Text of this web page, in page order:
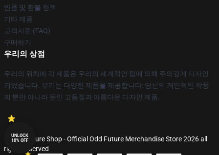
반품 및 환불 정책
기타 제품
고객지원 (FAQ)
구매하기
우리의 상점
우리의 위치에 각 제품은 우리의 세계적인 팀에 의해 주의깊게 디자인
되었습니다. 우리는 다양한 제품을 제공합니다: 당신의 개인적인 작풍
의 뿐만 아니라 문인 고품질과 아름다운 디자인 제품.
© Odd Future Shop - Official Odd Future Merchandise Store 2026 all
rights reserved
UNLOCK
10% OFF